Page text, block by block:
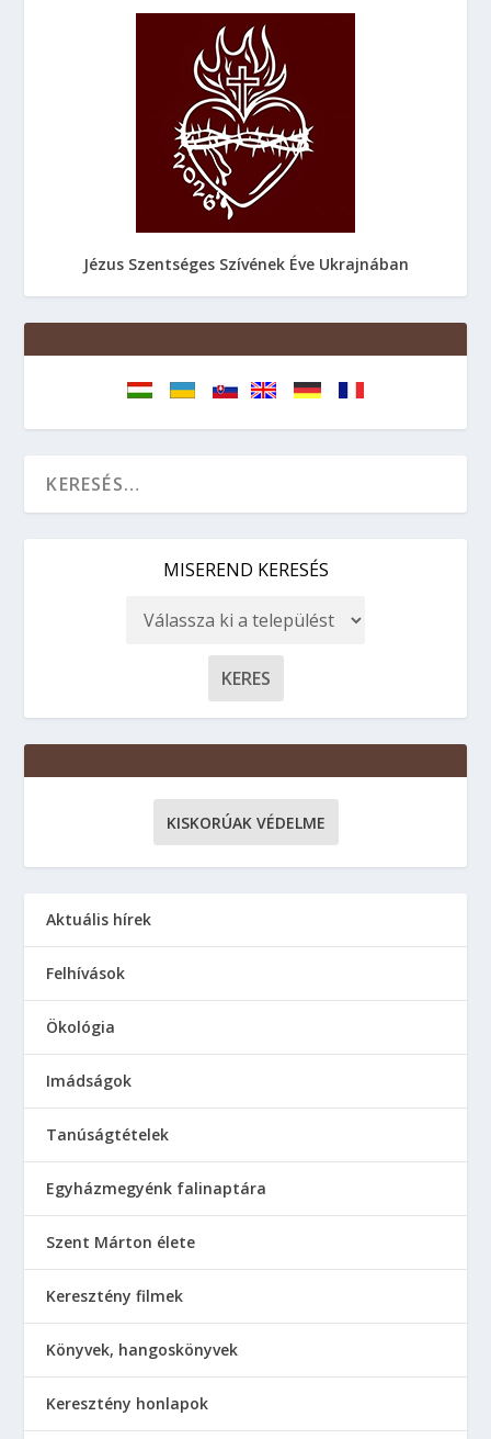
Jézus Szentséges Szívének Éve Ukrajnában
MISEREND KERESÉS
KISKORÚAK VÉDELME
Aktuális hírek
Felhívások
Ökológia
Imádságok
Tanúságtételek
Egyházmegyénk falinaptára
Szent Márton élete
Keresztény filmek
Könyvek, hangoskönyvek
Keresztény honlapok